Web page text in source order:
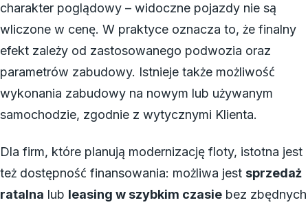
charakter poglądowy – widoczne pojazdy nie są
wliczone w cenę. W praktyce oznacza to, że finalny
efekt zależy od zastosowanego podwozia oraz
parametrów zabudowy. Istnieje także możliwość
wykonania zabudowy na nowym lub używanym
samochodzie, zgodnie z wytycznymi Klienta.
Dla firm, które planują modernizację floty, istotna jest
też dostępność finansowania: możliwa jest sprzedaż
ratalna lub leasing w szybkim czasie bez zbędnych